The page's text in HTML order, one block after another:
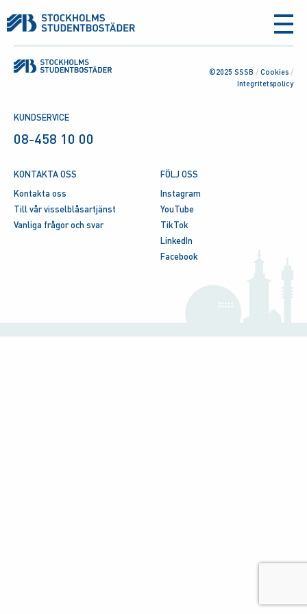
aria-
©2025 SSSB / Cookies /
Integritetspolicy
KUNDSERVICE
08-458 10 00
KONTAKTA OSS
Kontakta oss
Till vår visselblåsartjänst
Vanliga frågor och svar
FÖLJ OSS
Instagram
YouTube
TikTok
LinkedIn
Facebook